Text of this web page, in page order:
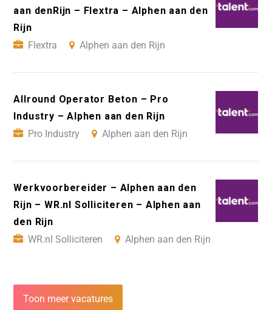
aan denRijn – Flextra – Alphen aan den
Rijn
Flextra
Alphen aan den Rijn
Allround Operator Beton – Pro
Industry – Alphen aan den Rijn
Pro Industry
Alphen aan den Rijn
Werkvoorbereider – Alphen aan den
Rijn – WR.nl Solliciteren – Alphen aan
den Rijn
WR.nl Solliciteren
Alphen aan den Rijn
Toon meer vacatures